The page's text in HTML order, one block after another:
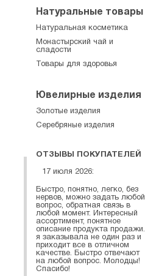
Натуральные товары
Натуральная косметика
Монастырский чай и
сладости
Товары для здоровья
Ювелирные изделия
Золотые изделия
Серебряные изделия
ОТЗЫВЫ ПОКУПАТЕЛЕЙ
17 июля 2026:
Быстро, понятно, легко, без
нервов, можно задать любой
вопрос, обратная связь в
любой момент. Интересный
ассортимент, понятное
описание продукта продажи.
я заказывала не один раз и
приходит все в отличном
качестве. Быстро отвечают
на любой вопрос. Молодцы!
Спасибо!